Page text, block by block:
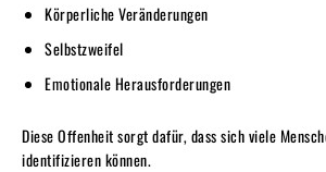
Körperliche Veränderungen
Selbstzweifel
Emotionale Herausforderungen
Diese Offenheit sorgt dafür, dass sich viele
identifizieren können.